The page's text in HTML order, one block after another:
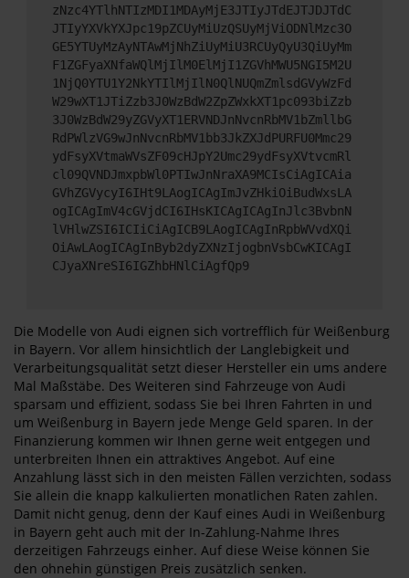
zNzc4YTlhNTIzMDI1MDAyMjE3JTIyJTdEJTJDJTdC
JTIyYXVkYXJpc19pZCUyMiUzQSUyMjViODNlMzc3O
GE5YTUyMzAyNTAwMjNhZiUyMiU3RCUyQyU3QiUyMm
F1ZGFyaXNfaWQlMjIlM0ElMjI1ZGVhMWU5NGI5M2U
1NjQ0YTU1Y2NkYTIlMjIlN0QlNUQmZmlsdGVyWzFd
W29wXT1JTiZzb3J0WzBdW2ZpZWxkXT1pc093biZzb
3J0WzBdW29yZGVyXT1ERVNDJnNvcnRbMV1bZmllbG
RdPWlzVG9wJnNvcnRbMV1bb3JkZXJdPURFU0Mmc29
ydFsyXVtmaWVsZF09cHJpY2Umc29ydFsyXVtvcmRl
cl09QVNDJmxpbWl0PTIwJnNraXA9MCIsCiAgICAia
GVhZGVycyI6IHt9LAogICAgImJvZHkiOiBudWxsLA
ogICAgImV4cGVjdCI6IHsKICAgICAgInJlc3BvbnN
lVHlwZSI6ICIiCiAgICB9LAogICAgInRpbWVvdXQi
OiAwLAogICAgInByb2dyZXNzIjogbnVsbCwKICAgI
CJyaXNreSI6IGZhbHNlCiAgfQp9
Die Modelle von Audi eignen sich vortrefflich für Weißenburg
in Bayern. Vor allem hinsichtlich der Langlebigkeit und
Verarbeitungsqualität setzt dieser Hersteller ein ums andere
Mal Maßstäbe. Des Weiteren sind Fahrzeuge von Audi
sparsam und effizient, sodass Sie bei Ihren Fahrten in und
um Weißenburg in Bayern jede Menge Geld sparen. In der
Finanzierung kommen wir Ihnen gerne weit entgegen und
unterbreiten Ihnen ein attraktives Angebot. Auf eine
Anzahlung lässt sich in den meisten Fällen verzichten, sodass
Sie allein die knapp kalkulierten monatlichen Raten zahlen.
Damit nicht genug, denn der Kauf eines Audi in Weißenburg
in Bayern geht auch mit der In-Zahlung-Nahme Ihres
derzeitigen Fahrzeugs einher. Auf diese Weise können Sie
den ohnehin günstigen Preis zusätzlich senken.